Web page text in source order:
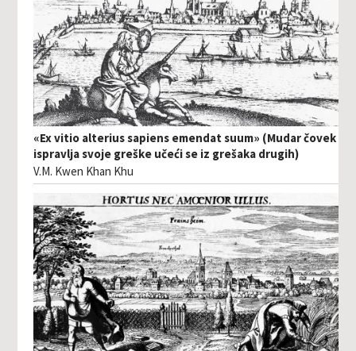
«Ex vitio alterius sapiens emendat suum» (Mudar čovek
ispravlja svoje greške učeći se iz grešaka drugih)
V.M. Kwen Khan Khu